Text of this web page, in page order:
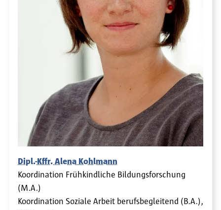
Dipl.-Kffr. Alena Kohlmann
Koordination Frühkindliche Bildungsforschung
(M.A.)
Koordination Soziale Arbeit berufsbegleitend (B.A.),